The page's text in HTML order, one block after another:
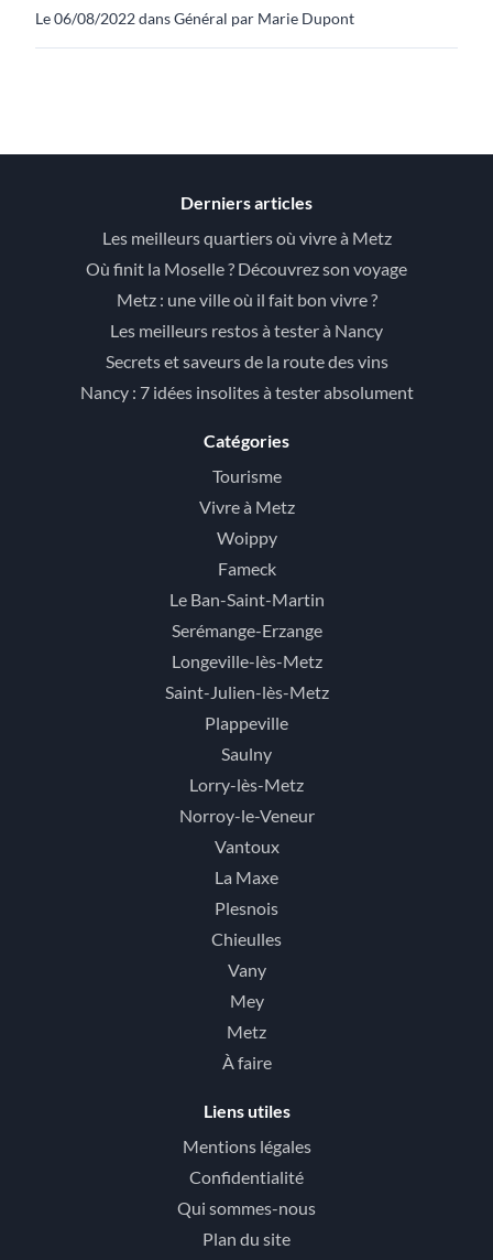
Le 06/08/2022 dans Général par Marie Dupont
Derniers articles
Les meilleurs quartiers où vivre à Metz
Où finit la Moselle ? Découvrez son voyage
Metz : une ville où il fait bon vivre ?
Les meilleurs restos à tester à Nancy
Secrets et saveurs de la route des vins
Nancy : 7 idées insolites à tester absolument
Catégories
Tourisme
Vivre à Metz
Woippy
Fameck
Le Ban-Saint-Martin
Serémange-Erzange
Longeville-lès-Metz
Saint-Julien-lès-Metz
Plappeville
Saulny
Lorry-lès-Metz
Norroy-le-Veneur
Vantoux
La Maxe
Plesnois
Chieulles
Vany
Mey
Metz
À faire
Liens utiles
Mentions légales
Confidentialité
Qui sommes-nous
Plan du site